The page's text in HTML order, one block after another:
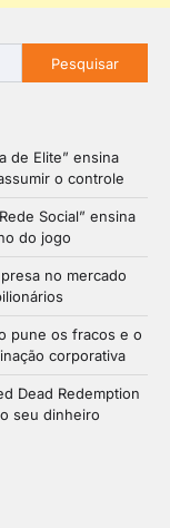
Pesquisar
de Elite” ensina
o controle
Social” ensina
do jogo
no mercado
pune os fracos e o
corporativa
Dead Redemption
seu dinheiro